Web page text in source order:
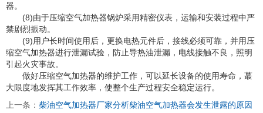
器。
(8)由于压缩空气加热器锅炉采用精密仪表，运输和安装过程中严
禁剧烈振动。
(9)用户长时间使用后，更换电热元件后，接线必须可靠，并用压
缩空气加热器进行泄漏试验，防止导热油泄漏，电线接触不良，照明
引起火灾事故。
做好压缩空气加热器的维护工作，可以延长设备的使用寿命，蕞
大限度地发挥其工作效率，使整个生产过程安全稳定运行。
上一条： 柴油空气加热器厂家分析柴油空气加热器会发生泄露的原因